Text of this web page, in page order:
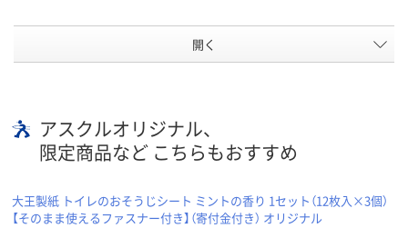
開く
アスクルオリジナル、
限定商品など こちらもおすすめ
大王製紙 トイレのおそうじシート ミントの香り 1セット（12枚入×3個）
【そのまま使えるファスナー付き】（寄付金付き） オリジナル